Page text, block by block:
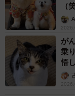
（
が
乗
悟